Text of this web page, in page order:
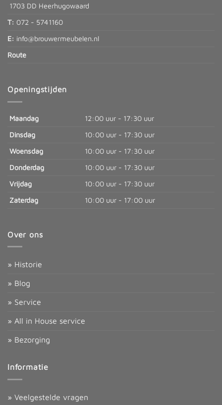
1703 DD Heerhugowaard
T: 072 - 5741160
E: info@brouwermeubelen.nl
Route
Openingstijden
Maandag
12:00 uur - 17:30 uur
Dinsdag
10:00 uur - 17:30 uur
Woensdag
10:00 uur - 17:30 uur
Donderdag
10:00 uur - 17:30 uur
Vrijdag
10:00 uur - 17:30 uur
Zaterdag
10:00 uur - 17:00 uur
Over ons
» Historie
» Blog
» Service
» All in House service
» Bezorging
Informatie
» Veelgestelde vragen